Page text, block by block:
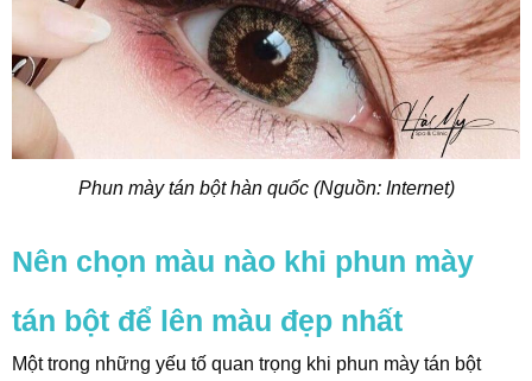
Phun mày tán bột hàn quốc (Nguồn: Internet)
Nên chọn màu nào khi phun mày
tán bột để lên màu đẹp nhất
Một trong những yếu tố quan trọng khi phun mày tán bột